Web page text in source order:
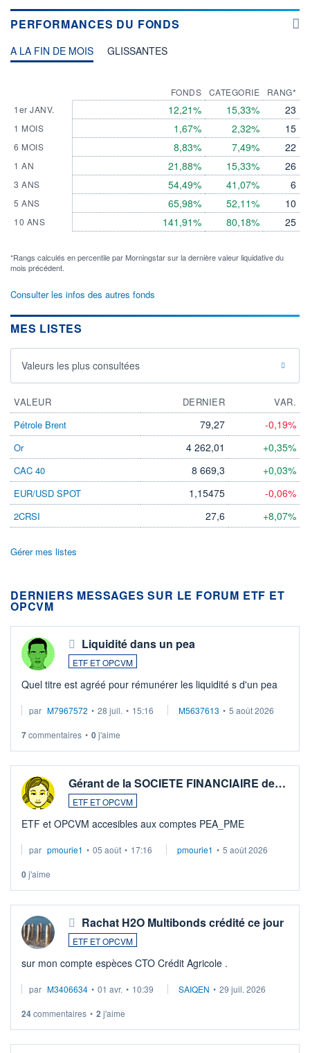
PERFORMANCES DU FONDS
A LA FIN DE MOIS GLISSANTES
1er JANV.
1 MOIS
6 MOIS
1 AN
3 ANS
5 ANS
10 ANS
FONDS
12,21%
1,67%
8,83%
21,88%
54,49%
65,98%
141,91%
CATEGORIE
15,33%
2,32%
7,49%
15,33%
41,07%
52,11%
80,18%
RANG*
23
15
22
26
6
10
25
*Rangs calculés en percentile par Morningstar sur la dernière valeur liquidative du
mois précédent.
Consulter les infos des autres fonds
MES LISTES
Valeurs les plus consultées
VALEUR DERNIER
VAR.
Pétrole Brent
79,27 -0,19%
Or 4 262,01 +0,35%
CAC 40 8 669,3 +0,03%
EUR/USD SPOT 1,15475 -0,06%
2CRSI 27,6 +8,07%
Gérer mes listes
DERNIERS MESSAGES SUR LE FORUM ETF ET
OPCVM
Liquidité dans un pea
ETF ET OPCVM
Quel titre est agréé pour rémunérer les liquidité s d'un pea
par M7967572 • 28 juil. • 15:16 M5637613 • 5 août 2026
7commentaires • 0j'aime
Gérant de la SOCIETE FINANCIAIRE de…
ETF ET OPCVM
ETF et OPCVM accesibles aux comptes PEA_PME
par pmourie1 • 05 août • 17:16 pmourie1 • 5 août 2026
0j'aime
Rachat H2O Multibonds crédité ce jour
ETF ET OPCVM
sur mon compte espèces CTO Crédit Agricole .
par M3406634 • 01 avr. • 10:39 SAIQEN • 29 juil. 2026
24commentaires • 2 j'aime